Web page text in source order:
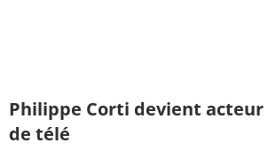
Philippe Corti devient
de télé